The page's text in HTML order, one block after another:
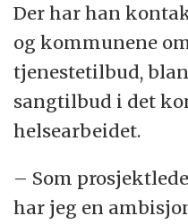
Der har han
og kommunene
tjenestetilbud,
sangtilbud i det
helsearbeidet.
– Som
har jeg en